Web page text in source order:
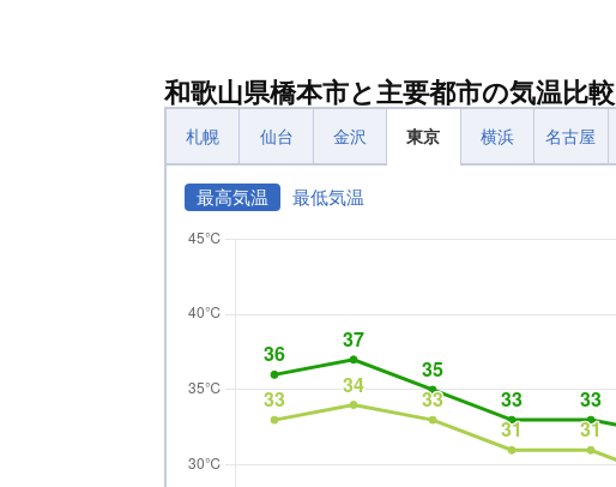
和歌山県橋本市と主要都市の気温比較
札幌 仙台 金沢 東京 横浜 名古屋
最高気温 最低気温